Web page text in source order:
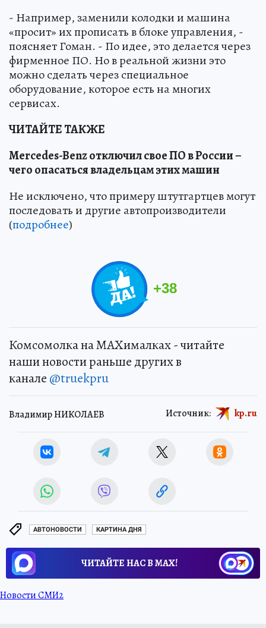
- Например, заменили колодки и машина
«просит» их прописать в блоке управления, -
поясняет Гоман. - По идее, это делается через
фирменное ПО. Но в реальной жизни это
можно сделать через специальное
оборудование, которое есть на многих
сервисах.
ЧИТАЙТЕ ТАКЖЕ
Mercedes-Benz отключил свое ПО в России –
чего опасаться владельцам этих машин
Не исключено, что примеру штутгартцев могут
последовать и другие автопроизводители
(подробнее)
+38
Комсомолка на MAXималках - читайте
наши новости раньше других в
канале @truekpru
Владимир НИКОЛАЕВ Источник: kp.ru
АВТОНОВОСТИ КАРТИНА ДНЯ
ЧИТАЙТЕ НАС В МАХ!
Новости СМИ2